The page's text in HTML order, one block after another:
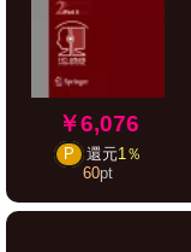
￥6,076
P 還元1％
60pt